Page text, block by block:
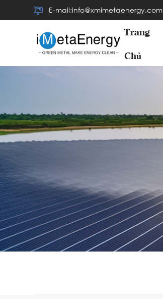
E-mail:info@xmimetaenergy.com
Trang
Chủ